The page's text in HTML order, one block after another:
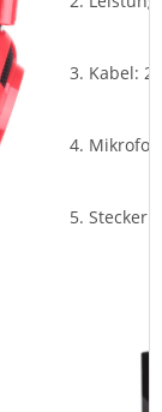
3. Kabel:
4.
5. Stecker: